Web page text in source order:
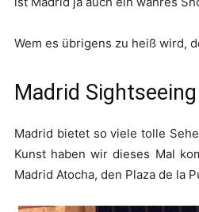
Wem es übrigens zu heiß wird,
Madrid Sightseeing
Madrid bietet so viele tolle
Kunst haben wir dieses Mal
Madrid Atocha, den Plaza de la